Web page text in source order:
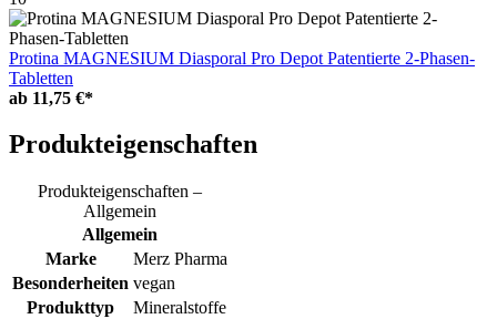
Protina MAGNESIUM Diasporal Pro Depot Patentierte 2-Phasen-
Tabletten
ab 11,75 €*
Produkteigenschaften
Produkteigenschaften –
Allgemein
Allgemein
Marke
Merz Pharma
Besonderheiten vegan
Produkttyp
Mineralstoffe